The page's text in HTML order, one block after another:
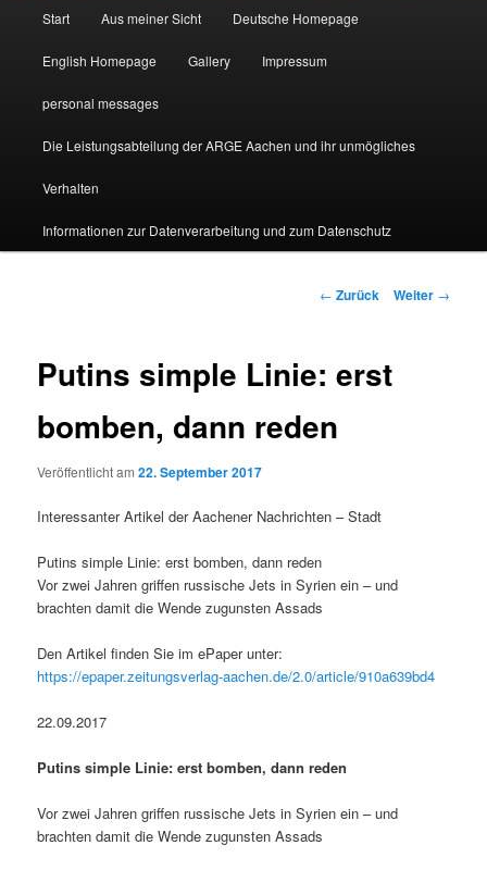
Start Aus meiner Sicht Deutsche Homepage
English Homepage Gallery Impressum
personal messages
Die Leistungsabteilung der ARGE Aachen und ihr unmögliches
Verhalten
Informationen zur Datenverarbeitung und zum Datenschutz
Beitragsnavigation
← Zurück Weiter →
Putins simple Linie: erst
bomben, dann reden
Veröffentlicht am22. September 2017
Interessanter Artikel der Aachener Nachrichten – Stadt
Putins simple Linie: erst bomben, dann reden
Vor zwei Jahren griffen russische Jets in Syrien ein – und
brachten damit die Wende zugunsten Assads
Den Artikel finden Sie im ePaper unter:
https://epaper.zeitungsverlag-aachen.de/2.0/article/910a639bd4
22.09.2017
Putins simple Linie: erst bomben, dann reden
Vor zwei Jahren griffen russische Jets in Syrien ein – und
brachten damit die Wende zugunsten Assads